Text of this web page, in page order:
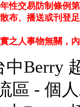
性交易防制條例
布、播送或刊登
之人事物無關，